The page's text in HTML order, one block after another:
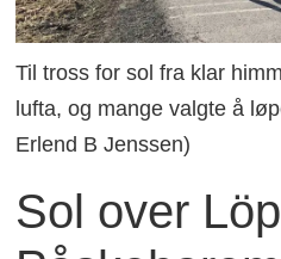
Til tross for sol fra klar
lufta, og mange valgte å
Erlend B Jenssen)
Sol over